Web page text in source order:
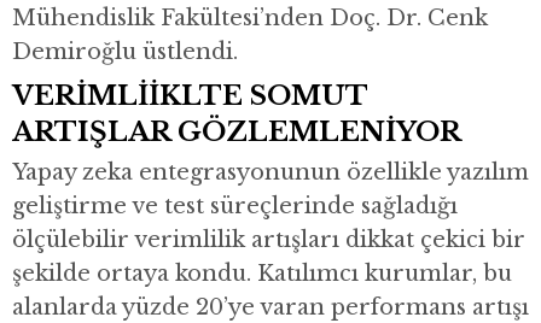
Mühendislik Fakültesi’nden Doç. Dr. Cenk
Demiroğlu üstlendi.
VERİMLİİKLTE SOMUT
ARTIŞLAR GÖZLEMLENİYOR
Yapay zeka entegrasyonunun özellikle yazılım
geliştirme ve test süreçlerinde sağladığı
ölçülebilir verimlilik artışları dikkat çekici bir
şekilde ortaya kondu. Katılımcı kurumlar, bu
alanlarda yüzde 20’ye varan performans artışı